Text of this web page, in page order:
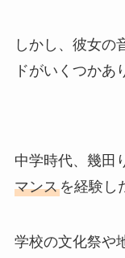
しかし、彼女の
ドがいくつかあ
中学時代、幾田
マンスを経験し
学校の文化祭や